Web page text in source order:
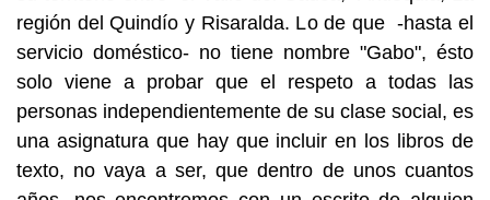
región del Quindío y Risaralda. Lo de que -hasta el
servicio doméstico- no tiene nombre "Gabo", ésto
solo viene a probar que el respeto a todas las
personas independientemente de su clase social, es
una asignatura que hay que incluir en los libros de
texto, no vaya a ser, que dentro de unos cuantos